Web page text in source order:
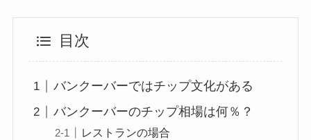
目次
バンクーバーではチップ文化がある
バンクーバーのチップ相場は何％？
レストランの場合